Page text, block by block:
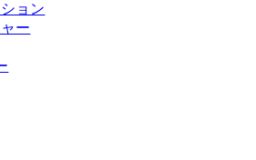
ョン
ー